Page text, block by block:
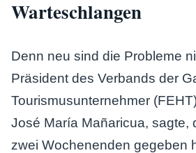
Warteschlangen
Denn neu sind die Probleme
Präsident des Verbands der
Tourismusunternehmer
José María Mañaricua, sagte,
zwei Wochenenden gegeben